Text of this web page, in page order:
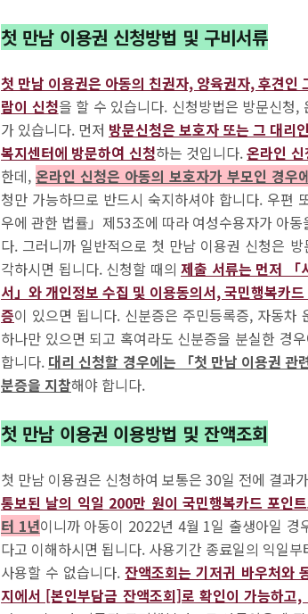
첫 만남 이용권 신청방법 및 구비서류
첫 만남 이용권은 아동의 친권자, 양육권자, 후견인
람이 신청을 할 수 있습니다. 신청방법은 방문신청
가 있습니다. 먼저 방문신청은 보호자 또는 그 대리
복지센터에 방문하여 신청하는 것입니다.온라인
한데,온라인 신청은 아동의 보호자가 부모인 경우
청만 가능하므로 반드시 숙지하셔야 합니다. 우편
우에 관한 법률」제53조에 따라 여성수용자가 아
다. 그러니까 일반적으로 첫 만남 이용권 신청은
각하시면 됩니다. 신청할 때의 제출 서류는 먼저 「
서」와 개인정보 수집 및 이용동의서, 국민행복카
증이 있으면 됩니다. 신분증은 주민등록증, 자동차
하나만 있으면 되고 혹여라도 신분증을 분실한 경
합니다. 대리 신청할 경우에는 「첫 만남 이용권
분증을 지참해야 합니다.
첫 만남 이용권 이용방법 및 잔액조회
첫 만남 이용권은 신청하여 보통은 30일 전에 결과
통보된 날의 익일 200만 원이 국민행복카드 포인
터 1년이니까 아동이 2022년 4월 1일 출생아일
다고 이해하시면 됩니다. 사용기간 종료일의 익일
사용할 수 없습니다.잔액조회는 기저귀 바우처와
지에서 [본인부담금 잔액조회]로 확인이 가능하고